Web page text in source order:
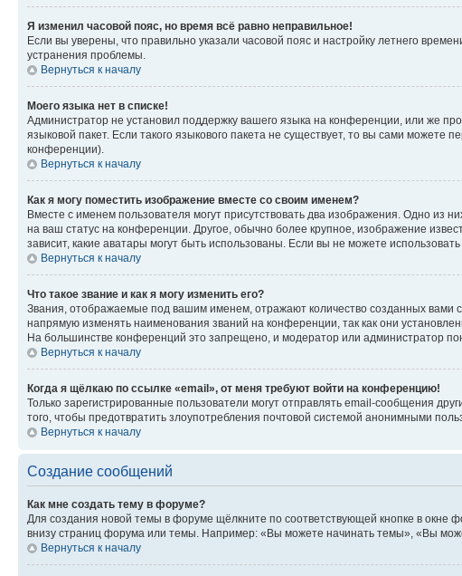
Я изменил часовой пояс, но время всё равно неправильное!
Если вы уверены, что правильно указали часовой пояс и настройку летнего
устранения проблемы.
Вернуться к началу
Моего языка нет в списке!
Администратор не установил поддержку вашего языка на конференции, или же
языковой пакет. Если такого языкового пакета не существует, то вы сами
конференции).
Вернуться к началу
Как я могу поместить изображение вместе со своим именем?
Вместе с именем пользователя могут присутствовать два изображения. Одно из
на ваш статус на конференции. Другое, обычно более крупное, изображение
зависит, какие аватары могут быть использованы. Если вы не можете
Вернуться к началу
Что такое звание и как я могу изменить его?
Звания, отображаемые под вашим именем, отражают количество созданных
напрямую изменять наименования званий на конференции, так как они
На большинстве конференций это запрещено, и модератор или администратор
Вернуться к началу
Когда я щёлкаю по ссылке «email», от меня требуют войти на конференцию!
Только зарегистрированные пользователи могут отправлять email-сообщения
того, чтобы предотвратить злоупотребления почтовой системой анонимными
Вернуться к началу
Создание сообщений
Как мне создать тему в форуме?
Для создания новой темы в форуме щёлкните по соответствующей кнопке в окне
внизу страниц форума или темы. Например: «Вы можете начинать темы», «Вы
Вернуться к началу